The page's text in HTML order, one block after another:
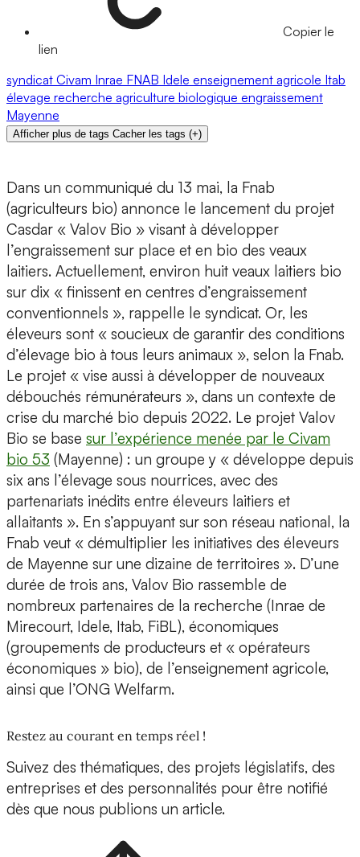
Copier le
lien
syndicat Civam Inrae FNAB Idele enseignement agricole Itab
élevage recherche agriculture biologique engraissement
Mayenne
Afficher plus de tags Cacher les tags (+)
Dans un communiqué du 13 mai, la Fnab
(agriculteurs bio) annonce le lancement du projet
Casdar « Valov Bio » visant à développer
l’engraissement sur place et en bio des veaux
laitiers. Actuellement, environ huit veaux laitiers bio
sur dix « finissent en centres d’engraissement
conventionnels », rappelle le syndicat. Or, les
éleveurs sont « soucieux de garantir des conditions
d’élevage bio à tous leurs animaux », selon la Fnab.
Le projet « vise aussi à développer de nouveaux
débouchés rémunérateurs », dans un contexte de
crise du marché bio depuis 2022. Le projet Valov
Bio se base sur l’expérience menée par le Civam
bio 53 (Mayenne) : un groupe y « développe depuis
six ans l’élevage sous nourrices, avec des
partenariats inédits entre éleveurs laitiers et
allaitants ». En s’appuyant sur son réseau national, la
Fnab veut « démultiplier les initiatives des éleveurs
de Mayenne sur une dizaine de territoires ». D’une
durée de trois ans, Valov Bio rassemble de
nombreux partenaires de la recherche (Inrae de
Mirecourt, Idele, Itab, FiBL), économiques
(groupements de producteurs et « opérateurs
économiques » bio), de l’enseignement agricole,
ainsi que l’ONG Welfarm.
Restez au courant en temps réel !
Suivez des thématiques, des projets législatifs, des
entreprises et des personnalités pour être notifié
dès que nous publions un article.